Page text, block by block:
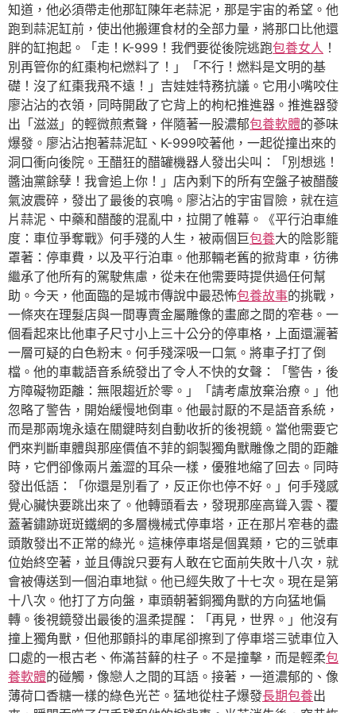
知道，他必須帶走他那缸陳年老蒜泥，那是宇宙的希望。他
跑到蒜泥缸前，使出他搬運食材的全部力量，將那口比他還
胖的缸抱起。「走！K-999！我們要從後院逃跑包養女人 ！
別再管你的紅棗枸杞燃料了！」「不行！燃料是文明的基
礎！沒了紅棗我飛不遠！」吉娃娃特務抗議。它用小嘴咬住
廖沾沾的衣領，同時開啟了它背上的枸杞推進器。推進器發
出「滋滋」的輕微煎煮聲，伴隨著一股濃郁包養軟體的蔘味
爆發。廖沾沾抱著蒜泥缸、K-999咬著他，一起從撞出來的
洞口衝向後院。王醋狂的醋罐機器人發出尖叫：「別想逃！
醬油黨餘孽！我會追上你！」店內剩下的所有空盤子被醋酸
氣波震碎，發出了最後的哀鳴。廖沾沾的宇宙冒險，就在這
片蒜泥、中藥和醋酸的混亂中，拉開了帷幕。《平行泊車維
度：車位爭奪戰》何手殘的人生，被兩個巨包養大的陰影籠
罩著：停車費，以及平行泊車。他那輛老舊的掀背車，彷彿
繼承了他所有的駕駛焦慮，從未在他需要時提供過任何幫
助。今天，他面臨的是城市傳說中最恐怖包養故事的挑戰，
一條夾在理髮店與一間專賣金屬雕像的畫廊之間的窄巷。一
個看起來比他車子尺寸小上三十公分的停車格，上面還灑著
一層可疑的白色粉末。何手殘深吸一口氣。將車子打了倒
檔。他的車載語音系統發出了令人不快的女聲：「警告，後
方障礙物距離：無限趨近於零。」「請考慮放棄治療。」他
忽略了警告，開始緩慢地倒車。他最討厭的不是語音系統，
而是那兩塊永遠在關鍵時刻自動收折的後視鏡。當他需要它
們來判斷車體與那座價值不菲的銅製獨角獸雕像之間的距離
時，它們卻像兩片羞澀的耳朵一樣，優雅地縮了回去。同時
發出低語：「你還是別看了，反正你也停不好。」何手殘感
覺心臟快要跳出來了。他轉頭看去，發現那座高聳入雲、覆
蓋著鏽跡斑斑鐵網的多層機械式停車塔，正在那片窄巷的盡
頭散發出不正常的綠光。這棟停車塔是個異類，它的三號車
位始終空著，並且傳說只要有人敢在它面前失敗十八次，就
會被傳送到一個泊車地獄。他已經失敗了十七次。現在是第
十八次。他打了方向盤，車頭朝著銅獨角獸的方向猛地偏
轉。後視鏡發出最後的溫柔提醒：「再見，世界。」他沒有
撞上獨角獸，但他那顫抖的車尾卻擦到了停車塔三號車位入
口處的一根古老、佈滿苔蘚的柱子。不是撞擊，而是輕柔包
養軟體的碰觸，像戀人之間的耳語。接著，一道濃郁的、像
薄荷口香糖一樣的綠色光芒。猛地從柱子爆發長期包養出